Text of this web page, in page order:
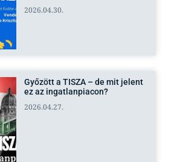
2026.04.30.
Győzött a TISZA – de mit jelent
ez az ingatlanpiacon?
2026.04.27.